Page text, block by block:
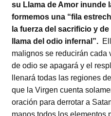
su Llama de Amor inunde
formemos una “fila
la fuerza del sacrificio y
llama del odio infernal”.
malignos se reducirán cada
de odio se apagará y el
llenará todas las regiones
que la Virgen cuenta
oración para derrotar a